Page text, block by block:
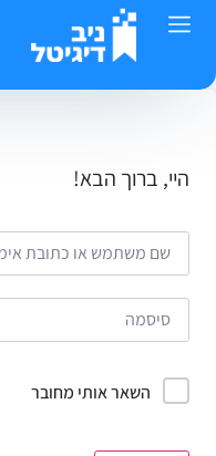
היי, ברוך הבא!
השאר אותי מחובר